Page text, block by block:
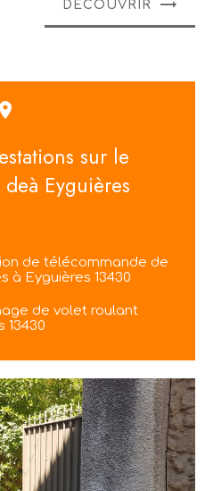
DÉCOUVRIR
place
sur le
Eyguières
de télécommande de
à Eyguières 13430
de volet roulant
13430